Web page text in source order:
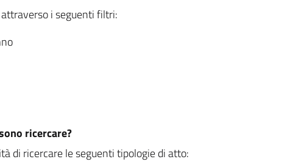
i seguenti filtri:
ricercare?
di ricercare le seguenti tipologie di atto: